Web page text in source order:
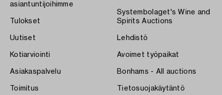
asiantuntijoihimme
Tulokset
Uutiset
Kotiarviointi
Asiakaspalvelu
Toimitus
Systembolaget's Wine and
Spirits Auctions
Lehdistö
Avoimet työpaikat
Bonhams - All auctions
Tietosuojakäytäntö